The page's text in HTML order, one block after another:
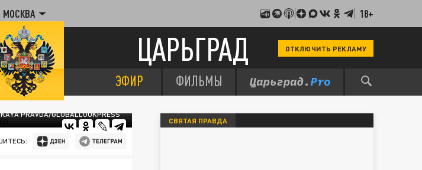
МОСКВА 18+
ЦАРЬГРАД ОТКЛЮЧИТЬ РЕКЛАМУ
ЭФИР ФИЛЬМЫ
PRAVDA/GLOBALLOOKPRESS
СВЯТАЯ ПРАВДА